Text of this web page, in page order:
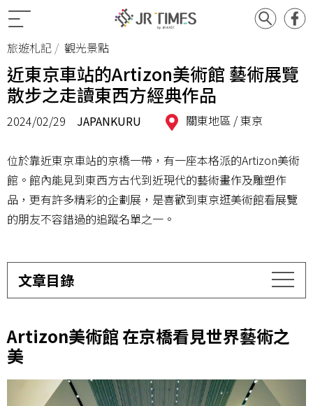
旅遊札記 觀光景點
近東京車站的Artizon美術館 藝術展覽
散步之走讀東西方經典作品
2024/02/29 JAPANKURU 關東地區 /東京
位於靠近東京車站的京橋一帶，有一座本格派的Artizon美術
館。館內能見到東西方古代到近現代的藝術畫作及雕塑作
品，更有許多精彩的企劃展，是喜歡到東京逛美術館看展覽
的朋友不容錯過的追蹤名單之一。
文章目錄
Artizon美術館 在京橋看見世界藝術之
美